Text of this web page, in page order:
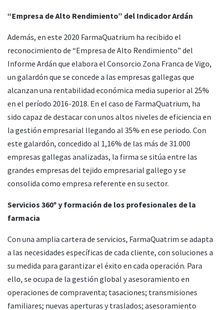
“Empresa de Alto Rendimiento” del Indicador Ardán
Además, en este 2020 FarmaQuatrium ha recibido el
reconocimiento de “Empresa de Alto Rendimiento” del
Informe Ardán que elabora el Consorcio Zona Franca de Vigo,
un galardón que se concede a las empresas gallegas que
alcanzan una rentabilidad económica media superior al 25%
en el período 2016-2018. En el caso de FarmaQuatrium, ha
sido capaz de destacar con unos altos niveles de eficiencia en
la gestión empresarial llegando al 35% en ese periodo. Con
este galardón, concedido al 1,16% de las más de 31.000
empresas gallegas analizadas, la firma se sitúa entre las
grandes empresas del tejido empresarial gallego y se
consolida como empresa referente en su sector.
Servicios 360º y formación de los profesionales de la
farmacia
Con una amplia cartera de servicios, FarmaQuatrim se adapta
a las necesidades específicas de cada cliente, con soluciones a
su medida para garantizar el éxito en cada operación. Para
ello, se ocupa de la gestión global y asesoramiento en
operaciones de compraventa; tasaciones; transmisiones
familiares; nuevas aperturas y traslados; asesoramiento